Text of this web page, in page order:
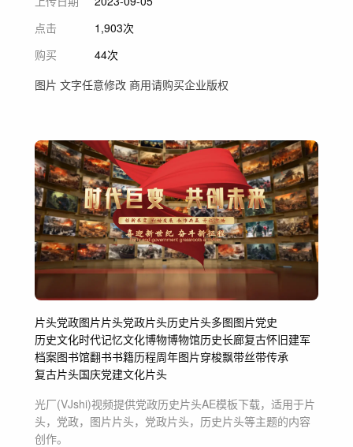
点击
1,903次
购买
44次
图片 文字任意修改 商用请购买企业版权
片头党政图片片头党政片头历史片头多图图片党史
历史文化时代记忆文化博物博物馆历史长廊复古怀旧建军
档案图书馆翻书书籍历程周年图片穿梭飘带丝带传承
复古片头国庆党建文化片头
光厂(VJshi)视频提供党政历史片头AE模板下载，适用于片
头，党政，图片片头，党政片头，历史片头等主题的内容
创作。